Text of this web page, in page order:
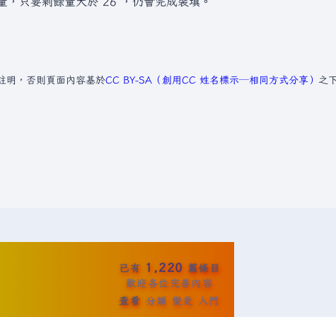
明，否則頁面內容基於CC BY-SA（創用CC 姓名標示─相同方式分享） 之
已有 1,220 篇條目
歡迎各位完善內容
查看 分類 變更 入門